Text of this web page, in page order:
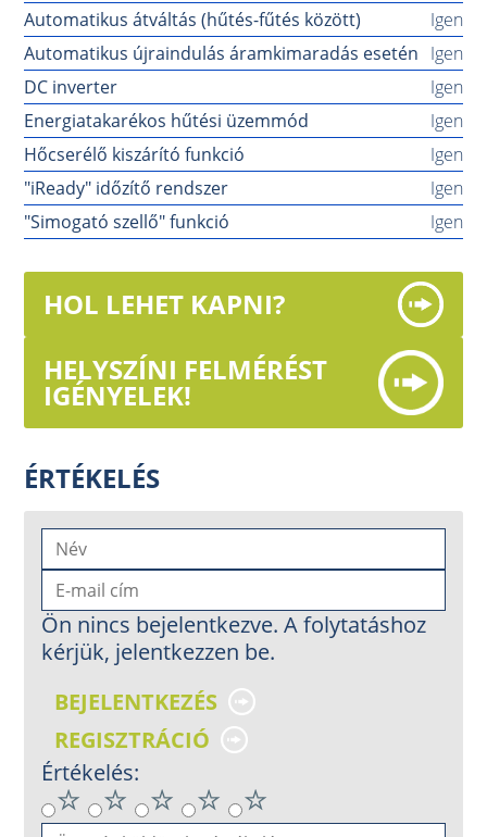
Automatikus átváltás (hűtés-fűtés között)
Igen
Automatikus újraindulás áramkimaradás esetén Igen
DC inverter
Igen
Energiatakarékos hűtési üzemmód
Igen
Hőcserélő kiszárító funkció
Igen
"iReady" időzítő rendszer
Igen
"Simogató szellő" funkció
Igen
HOL LEHET KAPNI?
HELYSZÍNI FELMÉRÉST
IGÉNYELEK!
ÉRTÉKELÉS
Ön nincs bejelentkezve. A folytatáshoz
kérjük, jelentkezzen be.
BEJELENTKEZÉS
REGISZTRÁCIÓ
Értékelés: